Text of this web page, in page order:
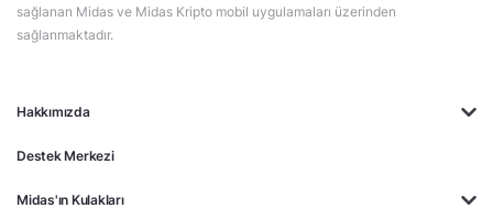
Hakkımızda
Destek Merkezi
Midas'ın Kulakları
sağlanan Midas ve Midas Kripto mobil uygulamaları üzerinden
sağlanmaktadır.